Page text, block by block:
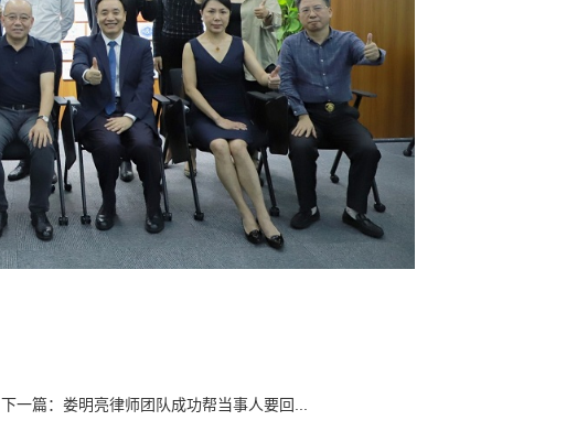
下一篇： 娄明亮律师团队成功帮当事人要回...